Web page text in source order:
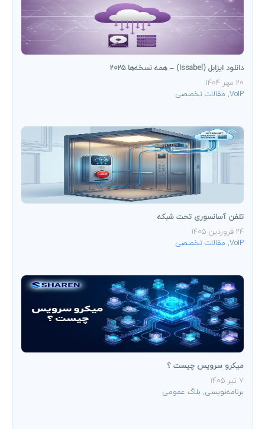
دانلود ایزابل (Issabel) – همه نسخه‌ها ۲۰۲۵
20 مهر 1404
VoIP
, مقالات تخصصی
تلفن آسانسوری تحت شبکه
24 فروردین 1405
VoIP
, مقالات تخصصی
میکرو سرویس چیست ؟
7 تیر 1405
برنامه‌نویسی, بلاگ عمومی